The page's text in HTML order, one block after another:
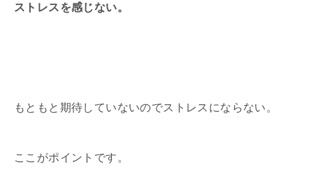
ストレスを感じない。
もともと期待していないのでストレスにならない。
ここがポイントです。